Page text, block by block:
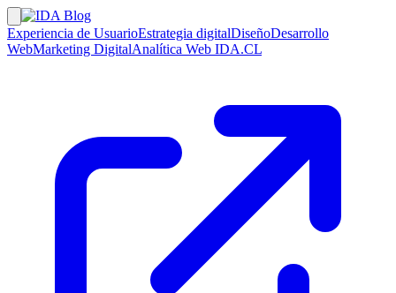
Experiencia de UsuarioEstrategia digitalDiseñoDesarrollo
WebMarketing DigitalAnalítica Web IDA.CL